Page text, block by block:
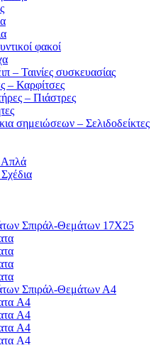
φακοί
– Ταινίες συσκευασίας
– Καρφίτσες
– Πιάστρες
σημειώσεων – Σελιδοδείκτες
Απλά
Σπιράλ-Θεμάτων 17Χ25
Σπιράλ-Θεμάτων Α4
A4
A4
A4
A4